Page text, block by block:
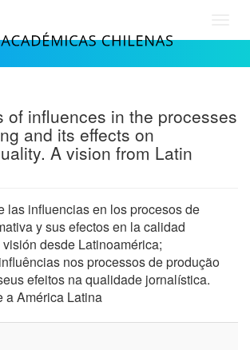
of influences in the processes
and its effects on
A vision from Latin
las influencias en los procesos de
y sus efectos en la calidad
desde Latinoamérica;
nos processos de produção
efeitos na qualidade jornalística.
a América Latina